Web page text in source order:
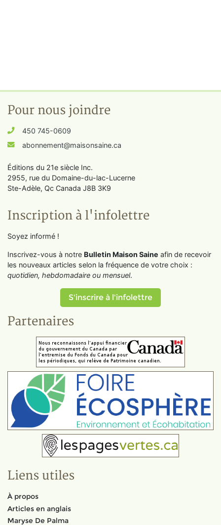
Pour nous joindre
450 745-0609
abonnement@maisonsaine.ca
Éditions du 21e siècle Inc.
2955, rue du Domaine-du-lac-Lucerne
Ste-Adèle, Qc Canada J8B 3K9
Inscription à l'infolettre
Soyez informé !
Inscrivez-vous à notre Bulletin Maison Saine afin de recevoir
les nouveaux articles selon la fréquence de votre choix :
quotidien, hebdomadaire ou mensuel.
S'inscrire à l'infolettre
Partenaires
Liens utiles
À propos
Articles en anglais
Maryse De Palma